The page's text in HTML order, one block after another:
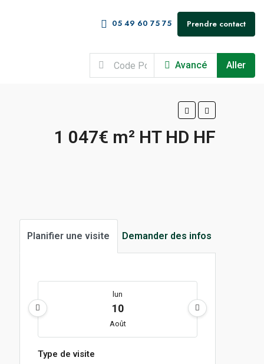
05 49 60 75 75 Prendre contact
Avancé Aller
1 047€ m² HT HD HF
Planifier une visite Demander des infos
lun
10
Août
Type de visite